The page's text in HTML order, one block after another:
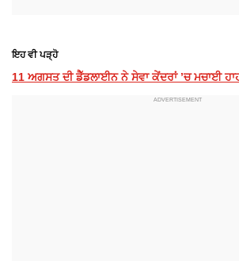
ਇਹ ਵੀ ਪੜ੍ਹੋ
11 ਅਗਸਤ ਦੀ ਡੈੱਡਲਾਈਨ ਨੇ ਸੇਵਾ ਕੇਂਦਰਾਂ ’ਚ ਮਚਾਈ